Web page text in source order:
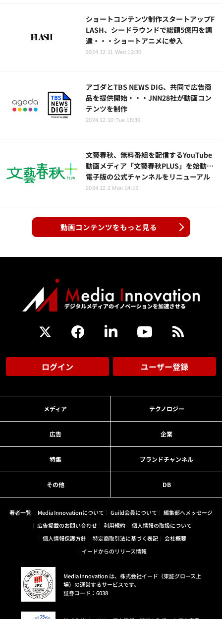
ショートコンテンツ制作スタートアップF
LASH、シードラウンドで総額5億円を調
達・・・ショートアニメに参入
2024.12.11 Wed 12:30
アゴダとTBS NEWS DIG、共同で広告商
品を提供開始・・・JNN28社が動画コン
テンツを制作
2024.12.10 Tue 18:30
文藝春秋、無料番組を配信するYouTube
動画メディア「文藝春秋PLUS」を始動…
電子版の公式チャンネルをリニューアル
2024.12.2 Mon 14:15
動画コンテンツをもっと見る
ログイン ユーザー登録
メディア テクノロジー
広告 企業
特集 ブランドチャンネル
その他 DB
著者一覧 Media Innovationについて Guild会員について
編集部へメッセージ
広告掲載のお問い合わせ
利用規約
個人情報の取扱について
個人情報保護方針
特定商取引法に基づく表記
会社概要
イードからのリリース情報
Media Innovation は、株式会社イード（東証グロース上
場）の運営するサービスです。
証券コード：6038